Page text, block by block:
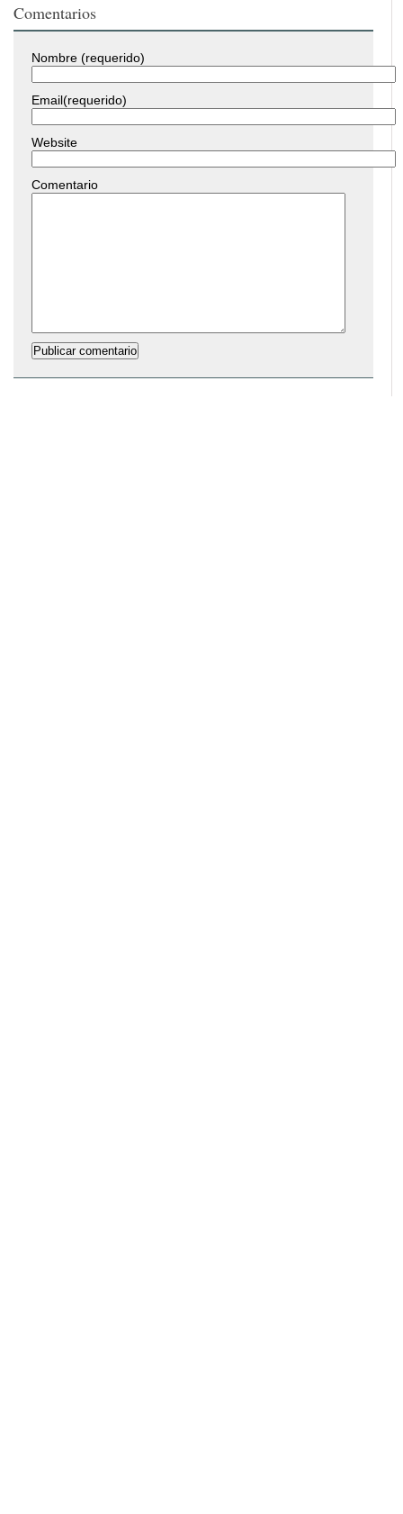
Comentarios
Nombre (requerido)
Email(requerido)
Website
Comentario